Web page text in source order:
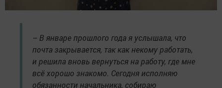
– В январе прошлого года я услышала, что
почта закрывается, так как некому работать,
и решила вновь вернуться на работу, где мне
всё хорошо знакомо. Сегодня исполняю
обязанности начальника, собираю